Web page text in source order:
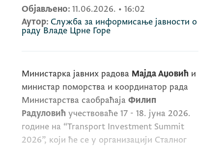
Објављено: 11.06.2026. • 16:02
Аутор: Служба за информисање јавности о
раду Владе Црне Горе
Министарка јавних радова Мајда Аџовић и
министар поморства и координатор рада
Министарства саобраћаја Филип
Радуловић учествоваће 17 - 18. јуна 2026.
године на “Transport Investment Summit
2026”, који ће се у организацији Сталног